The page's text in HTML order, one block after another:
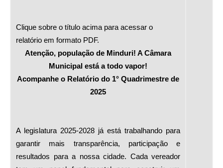
Clique sobre o título acima para acessar o
relatório em formato PDF.
Atenção, população de Minduri! A Câmara
Municipal está a todo vapor!
Acompanhe o Relatório do 1° Quadrimestre de
2025
A legislatura 2025-2028 já está trabalhando para
garantir mais transparência, participação e
resultados para a nossa cidade. Cada vereador